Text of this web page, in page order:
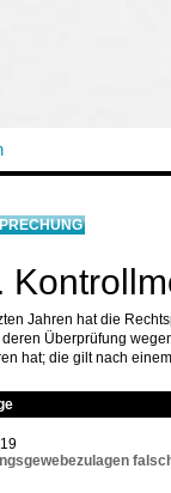
Jahren hat die
Überprüfung
hat; die gilt nach